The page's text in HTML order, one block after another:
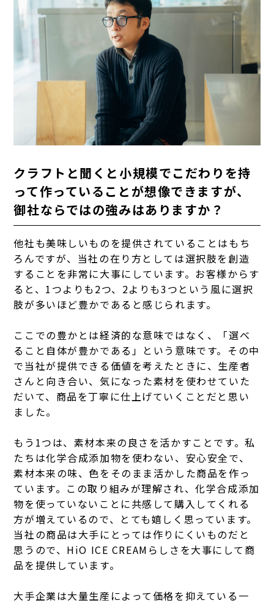
クラフトと聞くと小規模でこだわりを持
って作っていることが想像できますが、
御社ならではの強みはありますか？
他社も美味しいものを提供されていることはもち
ろんですが、当社の在り方としては選択肢を創造
することを非常に大事にしています。お客様からす
ると、1つよりも2つ、2よりも3つという風に選択
肢が多いほど豊かであると感じられます。
ここでの豊かとは経済的な意味ではなく、「選べ
ること自体が豊かである」という意味です。その中
で当社が提供できる価値を考えたときに、生産者
さんと向き合い、気になった素材を使わせていた
だいて、商品を丁寧に仕上げていくことだと思い
ました。
もう1つは、素材本来の良さを活かすことです。私
たちは化学合成添加物を使わない、安心安全で、
素材本来の味、色をそのまま活かした商品を作っ
ています。この取り組みが理解され、化学合成添加
物を使っていないことに共感して購入してくれる
方が増えているので、とても嬉しく思っています。
当社の商品は大手にとっては作りにくいものだと
思うので、HiO ICE CREAMらしさを大事にして商
品を提供しています。
大手企業は大量生産によって価格を抑えている一